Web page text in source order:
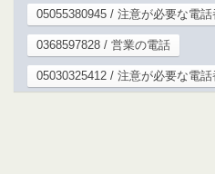
05055380945 / 注意が必要な電話
0368597828 / 営業の電話
05030325412 / 注意が必要な電話